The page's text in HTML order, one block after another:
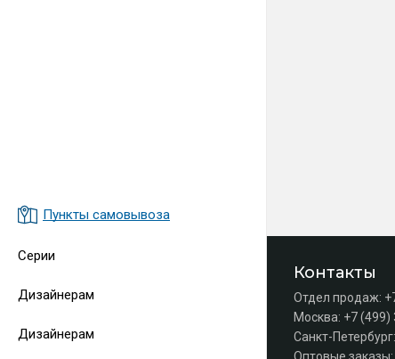
Пункты самовывоза
Серии
Дизайнерам
Дизайнерам
Контакты
Отдел продаж:
Москва: +7 (499)
Санкт-Петербург: